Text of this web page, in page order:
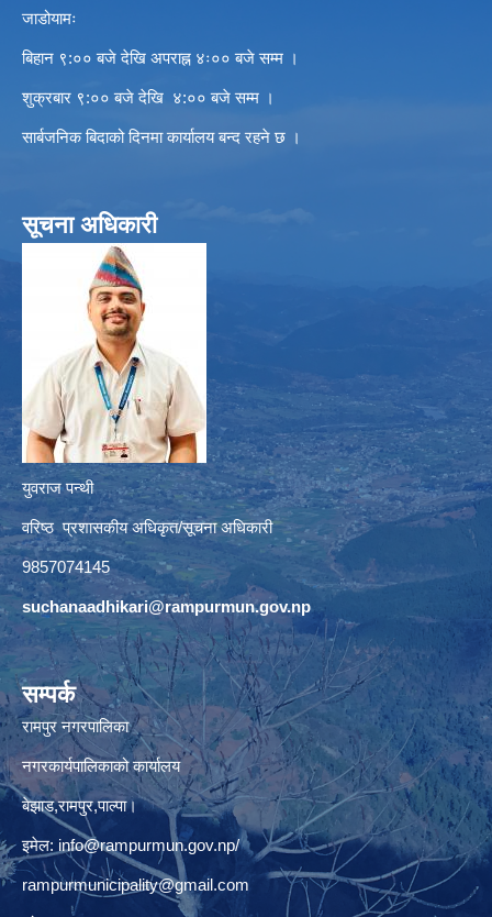
जाडोयामः
बिहान ९:०० बजे देखि अपराह्न ४ः०० बजे सम्म ।
शुक्रबार ९:०० बजे देखि ४:०० बजे सम्म ।
सार्बजनिक बिदाको दिनमा कार्यालय बन्द रहने छ ।
सूचना अधिकारी
युवराज पन्थी
वरिष्ठ प्रशासकीय अधिकृत/सूचना अधिकारी
9857074145
suchanaadhikari@rampurmun.gov.np
सम्पर्क
रामपुर नगरपालिका
नगरकार्यपालिकाको कार्यालय
बेझाड,रामपुर,पाल्पा।
इमेल: info@rampurmun.gov.np/
rampurmunicipality@gmail.com